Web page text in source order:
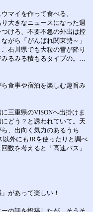
マイを作って食べる。
大きなニュースになった週
けろ、不要不急の外出は控
がら「がんばれ関東勢～」
石川県でも大粒の雪が降り
るみる積もるタイプの。…
食事や宿泊を楽しむ趣旨み
三重県のVISONへ出掛けま
どう？と誘われていて。天
、出向く気力のあるうち
外にもJRを使ったりと調べ
数を考えると「高速バス」
があって楽しい！